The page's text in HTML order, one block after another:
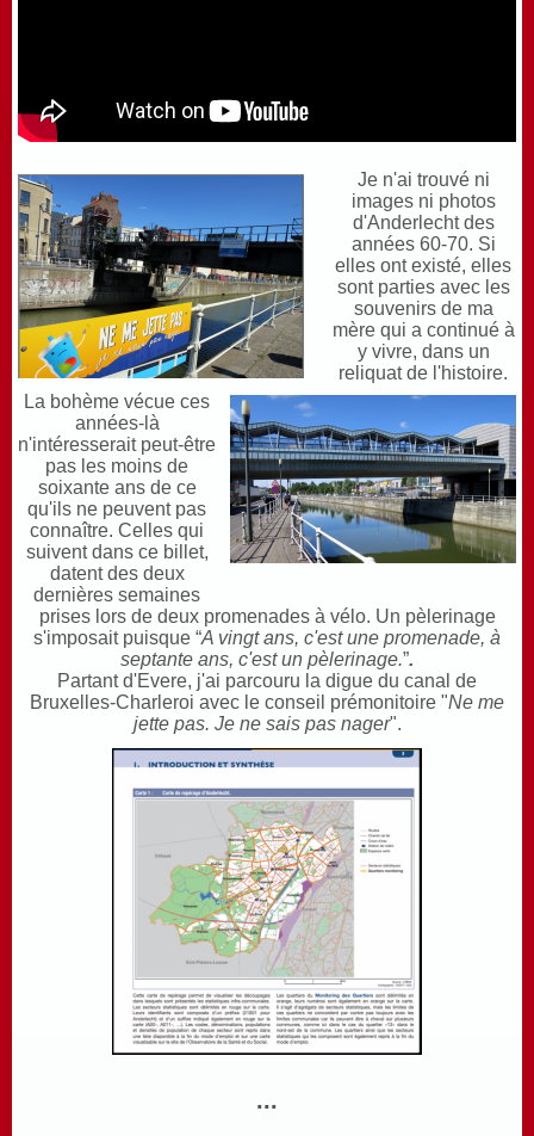
Je n'ai trouvé ni
images ni photos
d'Anderlecht des
années 60-70. Si
elles ont existé, elles
sont parties avec les
souvenirs de ma
mère qui a continué à
y vivre, dans un
reliquat de l'histoire.
La bohème vécue ces
années-là
n'intéresserait peut-être
pas les moins de
soixante ans de ce
qu'ils ne peuvent pas
connaître. Celles qui
suivent dans ce billet,
datent des deux
dernières semaines
prises lors de deux promenades à vélo. Un pèlerinage
s'imposait puisque “A vingt ans, c'est une promenade, à
septante ans, c'est un pèlerinage.”.
Partant d'Evere, j'ai parcouru la digue du canal de
Bruxelles-Charleroi avec le conseil prémonitoire "Ne me
jette pas. Je ne sais pas nager".
...